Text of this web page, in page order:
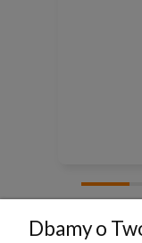
Dbamy o